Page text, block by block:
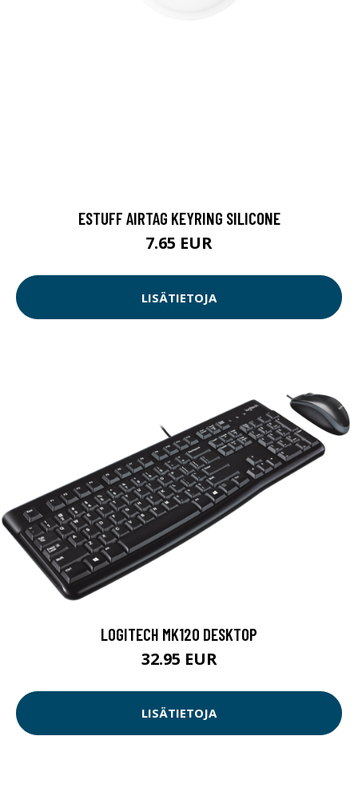
ESTUFF AIRTAG KEYRING SILICONE
7.65 EUR
LISÄTIETOJA
LOGITECH MK120 DESKTOP
32.95 EUR
LISÄTIETOJA